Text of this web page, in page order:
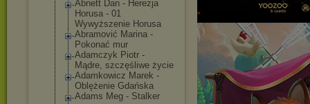
Abnett Dan - Herezja
Horusa - 01
Wywyższenie Horusa
Abramović Marina -
Pokonać mur
Adamczyk Piotr -
Mądre, szczęśliwe życie
Adamkowicz Marek -
Oblężenie Gdańska
Adams Meg - Stalker